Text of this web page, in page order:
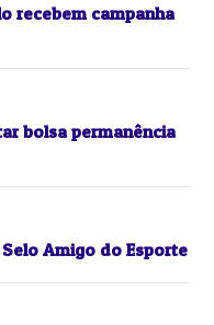
recebem campanha
bolsa permanência
Amigo do Esporte